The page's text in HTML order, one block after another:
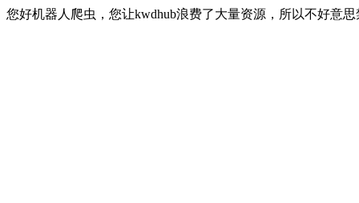
您好机器人爬虫，您让kwdhub浪费了大量资源，所以不好意思